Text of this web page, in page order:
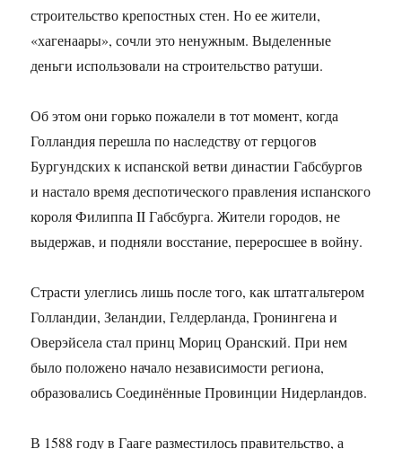
строительство крепостных стен. Но ее жители,
«хагенаары», сочли это ненужным. Выделенные
деньги использовали на строительство ратуши.
Об этом они горько пожалели в тот момент, когда
Голландия перешла по наследству от герцогов
Бургундских к испанской ветви династии Габсбургов
и настало время деспотического правления испанского
короля Филиппа II Габсбурга. Жители городов, не
выдержав, и подняли восстание, переросшее в войну.
Страсти улеглись лишь после того, как штатгальтером
Голландии, Зеландии, Гелдерланда, Гронингена и
Оверэйсела стал принц Мориц Оранский. При нем
было положено начало независимости региона,
образовались Соединённые Провинции Нидерландов.
В 1588 году в Гааге разместилось правительство, а